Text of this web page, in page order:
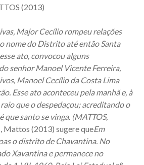
(2013)
Major Cecílio rompeu relações
nome do Distrito até então Santa
ato, convocou alguns
senhor Manoel Vicente Ferreira,
Manoel Cecílio da Costa Lima
Esse ato aconteceu pela manhã e, à
que o despedaçou; acreditando o
que santo se vinga. (MATTOS,
Mattos (2013) sugere queEm
o distrito de Chavantina. No
Xavantina e permanece no